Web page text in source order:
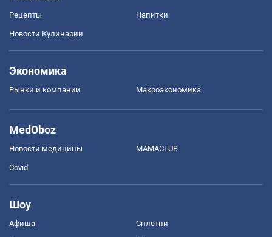
Рецепты Напитки
Новости Кулинарии
Экономика
Рынки и компании Mакроэкономика
MedOboz
Новости медицины MAMACLUB
Covid
Шоу
Афиша Сплетни